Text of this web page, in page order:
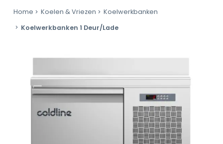
Home Koelen & Vriezen
Koelwerkbanken
Koelwerkbanken 1 Deur/Lade